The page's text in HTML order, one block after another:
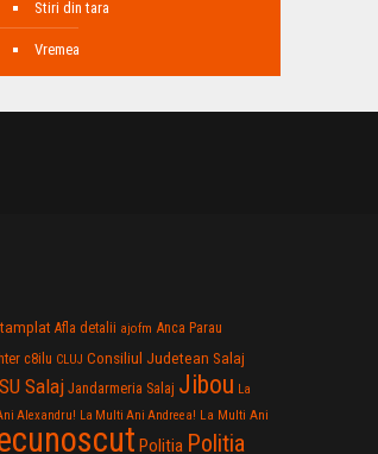
Stiri din tara
Vremea
Afla detalii ajofm Anca Parau
c8ilu CLUJ Consiliul Judetean Salaj
Salaj Jandarmeria Salaj Jibou La
Alexandru! La Multi Ani Andreea! La Multi Ani
Politia Politia